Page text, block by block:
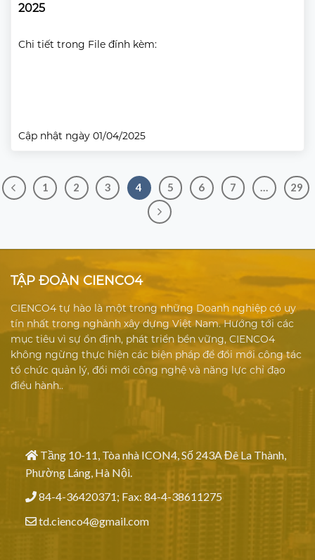
2025
Chi tiết trong File đính kèm:
Cập nhật ngày 01/04/2025
1 2 3 4 5 6 7 … 29
TẬP ĐOÀN CIENCO4
CIENCO4 tự hào là một trong những Doanh nghiệp có uy
tín nhất trong nghành xây dựng Việt Nam. Hướng tới các
mục tiêu vì sự ổn định, phát triển bền vững, CIENCO4
không ngừng thực hiện các biện pháp để đổi mới công tác
tổ chức quản lý, đổi mới công nghệ và năng lực chỉ đạo
điều hành..
Tầng 10-11, Tòa nhà ICON4, Số 243A Đê La Thành,
Phường Láng, Hà Nội.
84-4-36420371; Fax: 84-4-38611275
td.cienco4@gmail.com